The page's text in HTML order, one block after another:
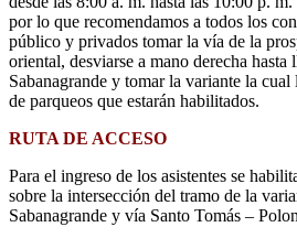
por lo que recomendamos a todos los
público y privados tomar la vía de la
oriental, desviarse a mano derecha hasta
Sabanagrande y tomar la variante la
de parqueos que estarán habilitados.
RUTA DE ACCESO
Para el ingreso de los asistentes se
sobre la intersección del tramo de la
Sabanagrande y vía Santo Tomás –